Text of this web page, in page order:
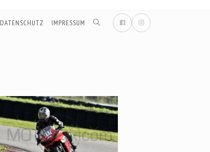
DATENSCHUTZ IMPRESSUM